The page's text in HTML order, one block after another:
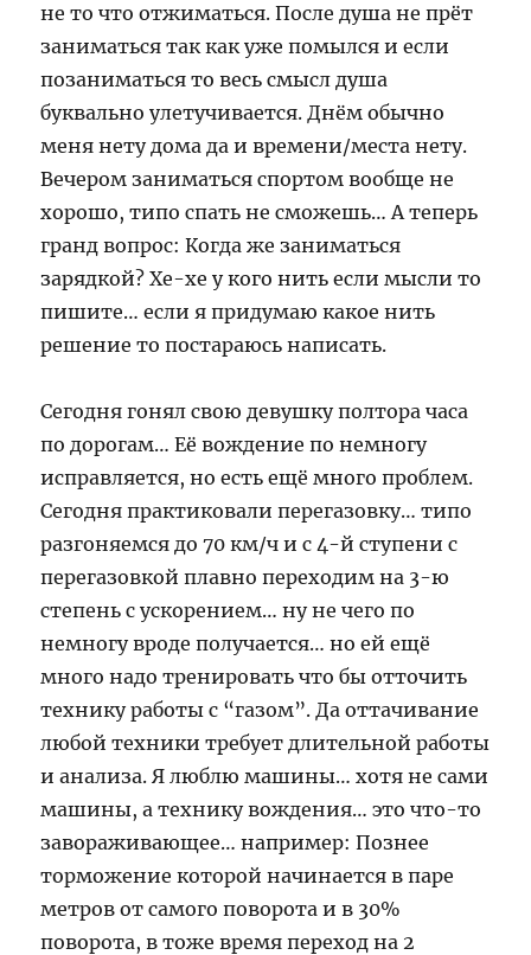
не то что отжиматься. После душа не прёт
заниматься так как уже помылся и если
позаниматься то весь смысл душа
буквально улетучивается. Днём обычно
меня нету дома да и времени/места нету.
Вечером заниматься спортом вообще не
хорошо, типо спать не сможешь… А теперь
гранд вопрос: Когда же заниматься
зарядкой? Хе-хе у кого нить если мысли то
пишите… если я придумаю какое нить
решение то постараюсь написать.
Сегодня гонял свою девушку полтора часа
по дорогам… Её вождение по немногу
исправляется, но есть ещё много проблем.
Сегодня практиковали перегазовку… типо
разгоняемся до 70 км/ч и с 4-й ступени с
перегазовкой плавно переходим на 3-ю
степень с ускорением… ну не чего по
немногу вроде получается… но ей ещё
много надо тренировать что бы отточить
технику работы с “газом”. Да оттачивание
любой техники требует длительной работы
и анализа. Я люблю машины… хотя не сами
машины, а технику вождения… это что-то
завораживающее… например: Познее
торможение которой начинается в паре
метров от самого поворота и в 30%
поворота, в тоже время переход на 2